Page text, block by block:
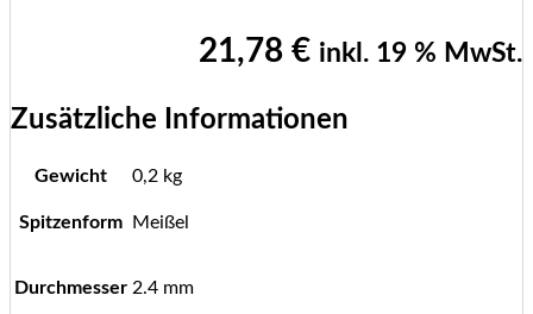
21,78 € inkl. 19 % MwSt.
Zusätzliche Informationen
Gewicht 0,2 kg
Spitzenform Meißel
Durchmesser 2.4 mm